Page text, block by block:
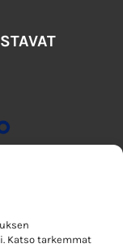
Katso tarkemmat